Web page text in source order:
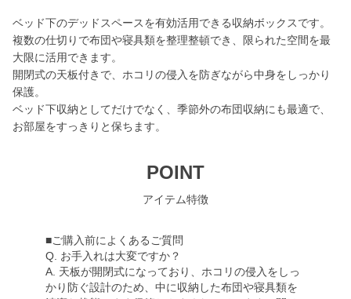
ベッド下のデッドスペースを有効活用できる収納ボックスです。
複数の仕切りで布団や寝具類を整理整頓でき、限られた空間を最
大限に活用できます。
開閉式の天板付きで、ホコリの侵入を防ぎながら中身をしっかり
保護。
ベッド下収納としてだけでなく、季節外の布団収納にも最適で、
お部屋をすっきりと保ちます。
POINT
アイテム特徴
■ご購入前によくあるご質問
Q. お手入れは大変ですか？
A. 天板が開閉式になっており、ホコリの侵入をしっ
かり防ぐ設計のため、中に収納した布団や寝具類を